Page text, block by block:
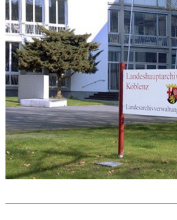
[
]
Koblenz